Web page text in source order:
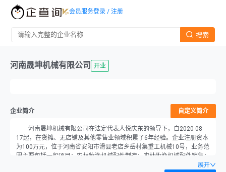
搜索
会员服务登录 / 注册
河南晟坤机械有限公司 开业
企业简介 自定义简介
河南晟坤机械有限公司在法定代表人悦庆东的领导下，自2020-08-
17起，在货摊、无店铺及其他零售业领域积累了6年经验。企业注册资本
为100万元，位于河南省安阳市滑县老店乡岳村集重工机械10号，业务范
围主要包括一般项目：农林牧渔机械配件制造；农林牧渔机械配件销售；
机械设备研发；机械设备销售；农业机械制造；农业机械销售；农副食品
展开